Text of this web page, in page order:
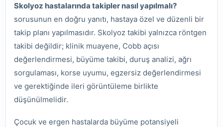
Skolyoz hastalarında takipler nasıl yapılmalı?
sorusunun en doğru yanıtı, hastaya özel ve düzenli bir
takip planı yapılmasıdır. Skolyoz takibi yalnızca röntgen
takibi değildir; klinik muayene, Cobb açısı
değerlendirmesi, büyüme takibi, duruş analizi, ağrı
sorgulaması, korse uyumu, egzersiz değerlendirmesi
ve gerektiğinde ileri görüntüleme birlikte
düşünülmelidir.
Çocuk ve ergen hastalarda büyüme potansiyeli